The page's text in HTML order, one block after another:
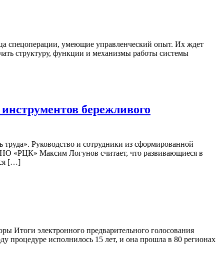
спецоперации, умеющие управленческий опыт. Их ждет
структуру, функции и механизмы работы системы
бережливого
Руководство и сотрудники из сформированной
«РЦК» Максим Логунов считает, что развивающиеся в
[…]
Итоги электронного предварительного голосования
процедуре исполнилось 15 лет, и она прошла в 80 регионах